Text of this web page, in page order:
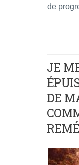
de
JE
DE